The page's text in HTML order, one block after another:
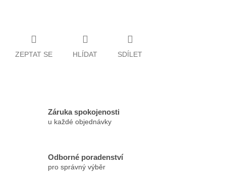
ZEPTAT SE HLÍDAT SDÍLET
Záruka spokojenosti
u každé objednávky
Odborné poradenství
pro správný výběr